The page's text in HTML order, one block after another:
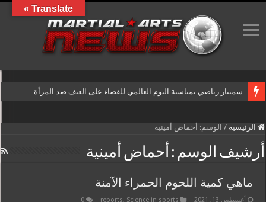
سمينار رياضي بمناسبة اليوم العالمي للقضاء على العنف ضد المرأة
الرئيسية / الوسم: أحماض أمينية
أرشيف الوسم : أحماض أمينية
ماهي كمية اللحوم الحمراء الآمنة
أغسطس 13, 2021 reports, Science in sports
0
Translate »